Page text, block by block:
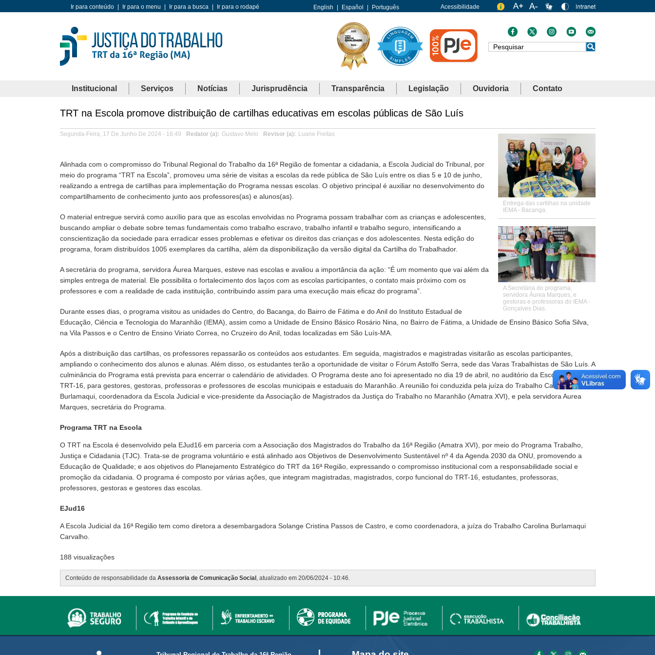
Ir para conteúdo Ir para o menu Ir para a busca Ir para o rodapé English Español Português Acessibilidade
Busca
Institucional Serviços Notícias Jurisprudência Transparência Legislação Ouvidoria Contato
TRT na Escola promove distribuição de cartilhas educativas em escolas públicas de São Luís
Segunda-Feira, 17 De Junho De 2024 - 16:49 Redator (a) Gustavo Melo Revisor (a) Luane Freitas
Entrega das cartilhas na unidade
IEMA - Bacanga.
A Secretária do programa,
servidora Áurea Marques, e
gestoras e professoras do IEMA -
Gonçalves Dias.
Alinhada com o compromisso do Tribunal Regional do Trabalho da 16ª Região de fomentar a cidadania, a Escola Judicial do Tribunal, por
meio do programa “TRT na Escola”, promoveu uma série de visitas a escolas da rede pública de São Luís entre os dias 5 e 10 de junho,
realizando a entrega de cartilhas para implementação do Programa nessas escolas. O objetivo principal é auxiliar no desenvolvimento do
compartilhamento de conhecimento junto aos professores(as) e alunos(as).
O material entregue servirá como auxílio para que as escolas envolvidas no Programa possam trabalhar com as crianças e adolescentes,
buscando ampliar o debate sobre temas fundamentais como trabalho escravo, trabalho infantil e trabalho seguro, intensificando a
conscientização da sociedade para erradicar esses problemas e efetivar os direitos das crianças e dos adolescentes. Nesta edição do
programa, foram distribuídos 1005 exemplares da cartilha, além da disponibilização da versão digital da Cartilha do Trabalhador.
A secretária do programa, servidora Áurea Marques, esteve nas escolas e avaliou a importância da ação: “É um momento que vai além da
simples entrega de material. Ele possibilita o fortalecimento dos laços com as escolas participantes, o contato mais próximo com os
professores e com a realidade de cada instituição, contribuindo assim para uma execução mais eficaz do programa”.
Durante esses dias, o programa visitou as unidades do Centro, do Bacanga, do Bairro de Fátima e do Anil do Instituto Estadual de
Educação, Ciência e Tecnologia do Maranhão (IEMA), assim como a Unidade de Ensino Básico Rosário Nina, no Bairro de Fátima, a Unidade de Ensino Básico Sofia Silva,
na Vila Passos e o Centro de Ensino Viriato Correa, no Cruzeiro do Anil, todas localizadas em São Luís-MA.
Após a distribuição das cartilhas, os professores repassarão os conteúdos aos estudantes. Em seguida, magistrados e magistradas visitarão as escolas participantes,
ampliando o conhecimento dos alunos e alunas. Além disso, os estudantes terão a oportunidade de visitar o Fórum Astolfo Serra, sede das Varas Trabalhistas de São Luís. A
culminância do Programa está prevista para encerrar o calendário de atividades. O Programa deste ano foi apresentado no dia 19 de abril, no auditório da Escola Judicial do
TRT-16, para gestores, gestoras, professoras e professores de escolas municipais e estaduais do Maranhão. A reunião foi conduzida pela juíza do Trabalho Carolina
Burlamaqui, coordenadora da Escola Judicial e vice-presidente da Associação de Magistrados da Justiça do Trabalho no Maranhão (Amatra XVI), e pela servidora Aurea
Marques, secretária do Programa.
Programa TRT na Escola
O TRT na Escola é desenvolvido pela EJud16 em parceria com a Associação dos Magistrados do Trabalho da 16ª Região (Amatra XVI), por meio do Programa Trabalho,
Justiça e Cidadania (TJC). Trata-se de programa voluntário e está alinhado aos Objetivos de Desenvolvimento Sustentável nº 4 da Agenda 2030 da ONU, promovendo a
Educação de Qualidade; e aos objetivos do Planejamento Estratégico do TRT da 16ª Região, expressando o compromisso institucional com a responsabilidade social e
promoção da cidadania. O programa é composto por várias ações, que integram magistradas, magistrados, corpo funcional do TRT-16, estudantes, professoras,
professores, gestoras e gestores das escolas.
EJud16
A Escola Judicial da 16ª Região tem como diretora a desembargadora Solange Cristina Passos de Castro, e como coordenadora, a juíza do Trabalho Carolina Burlamaqui
Carvalho.
188 visualizações
Conteúdo de responsabilidade da Assessoria de Comunicação Social , atualizado em 20/06/2024 - 10:46.